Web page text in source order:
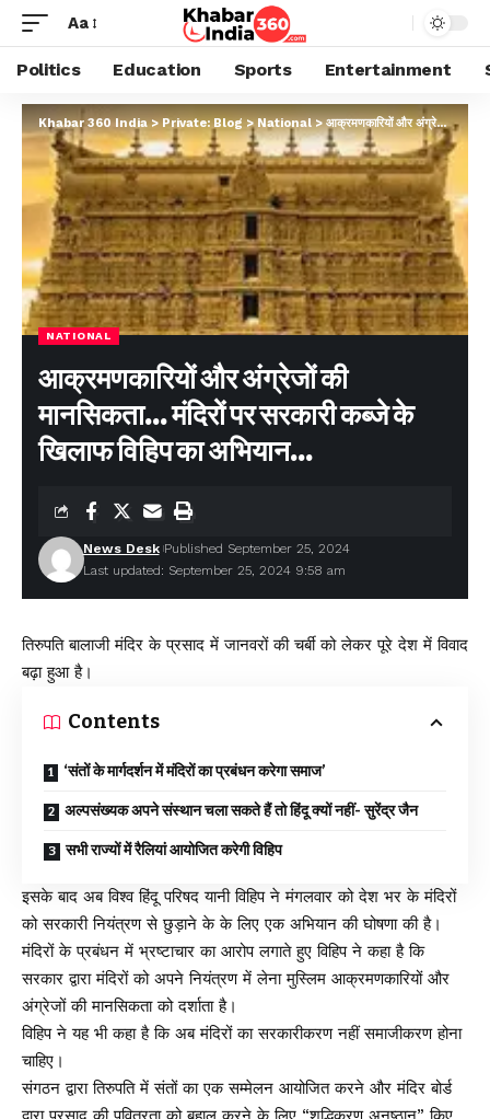
Aa
Politics Education Sports Entertainment
Khabar 360 India>Private: Blog > National>आक्रमणकारियों और अंग्रेजों की मानसिकता… मंदिरों पर सरकारी कब्जे के खिलाफ विहिप का अभियान…
NATIONAL
आक्रमणकारियों और अंग्रेजों की
मानसिकता… मंदिरों पर सरकारी कब्जे के
खिलाफ विहिप का अभियान…
Last updated: September 25, 2024 9:58 am
News Desk Published September 25, 2024
तिरुपति बालाजी मंदिर के प्रसाद में जानवरों की चर्बी को लेकर पूरे देश में विवाद
बढ़ा हुआ है।
Contents
‘संतों के मार्गदर्शन में मंदिरों का प्रबंधन करेगा समाज’
अल्पसंख्यक अपने संस्थान चला सकते हैं तो हिंदू क्यों नहीं- सुरेंद्र जैन
सभी राज्यों में रैलियां आयोजित करेगी विहिप
इसके बाद अब विश्व हिंदू परिषद यानी विहिप ने मंगलवार को देश भर के मंदिरों
को सरकारी नियंत्रण से छुड़ाने के के लिए एक अभियान की घोषणा की है।
मंदिरों के प्रबंधन में भ्रष्टाचार का आरोप लगाते हुए विहिप ने कहा है कि
सरकार द्वारा मंदिरों को अपने नियंत्रण में लेना मुस्लिम आक्रमणकारियों और
अंग्रेजों की मानसिकता को दर्शाता है।
विहिप ने यह भी कहा है कि अब मंदिरों का सरकारीकरण नहीं समाजीकरण होना
चाहिए।
संगठन द्वारा तिरुपति में संतों का एक सम्मेलन आयोजित करने और मंदिर बोर्ड